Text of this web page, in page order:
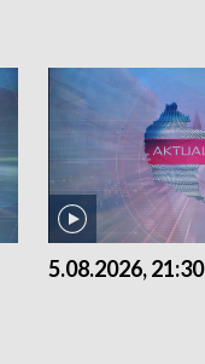
5.08.2026, 21:30